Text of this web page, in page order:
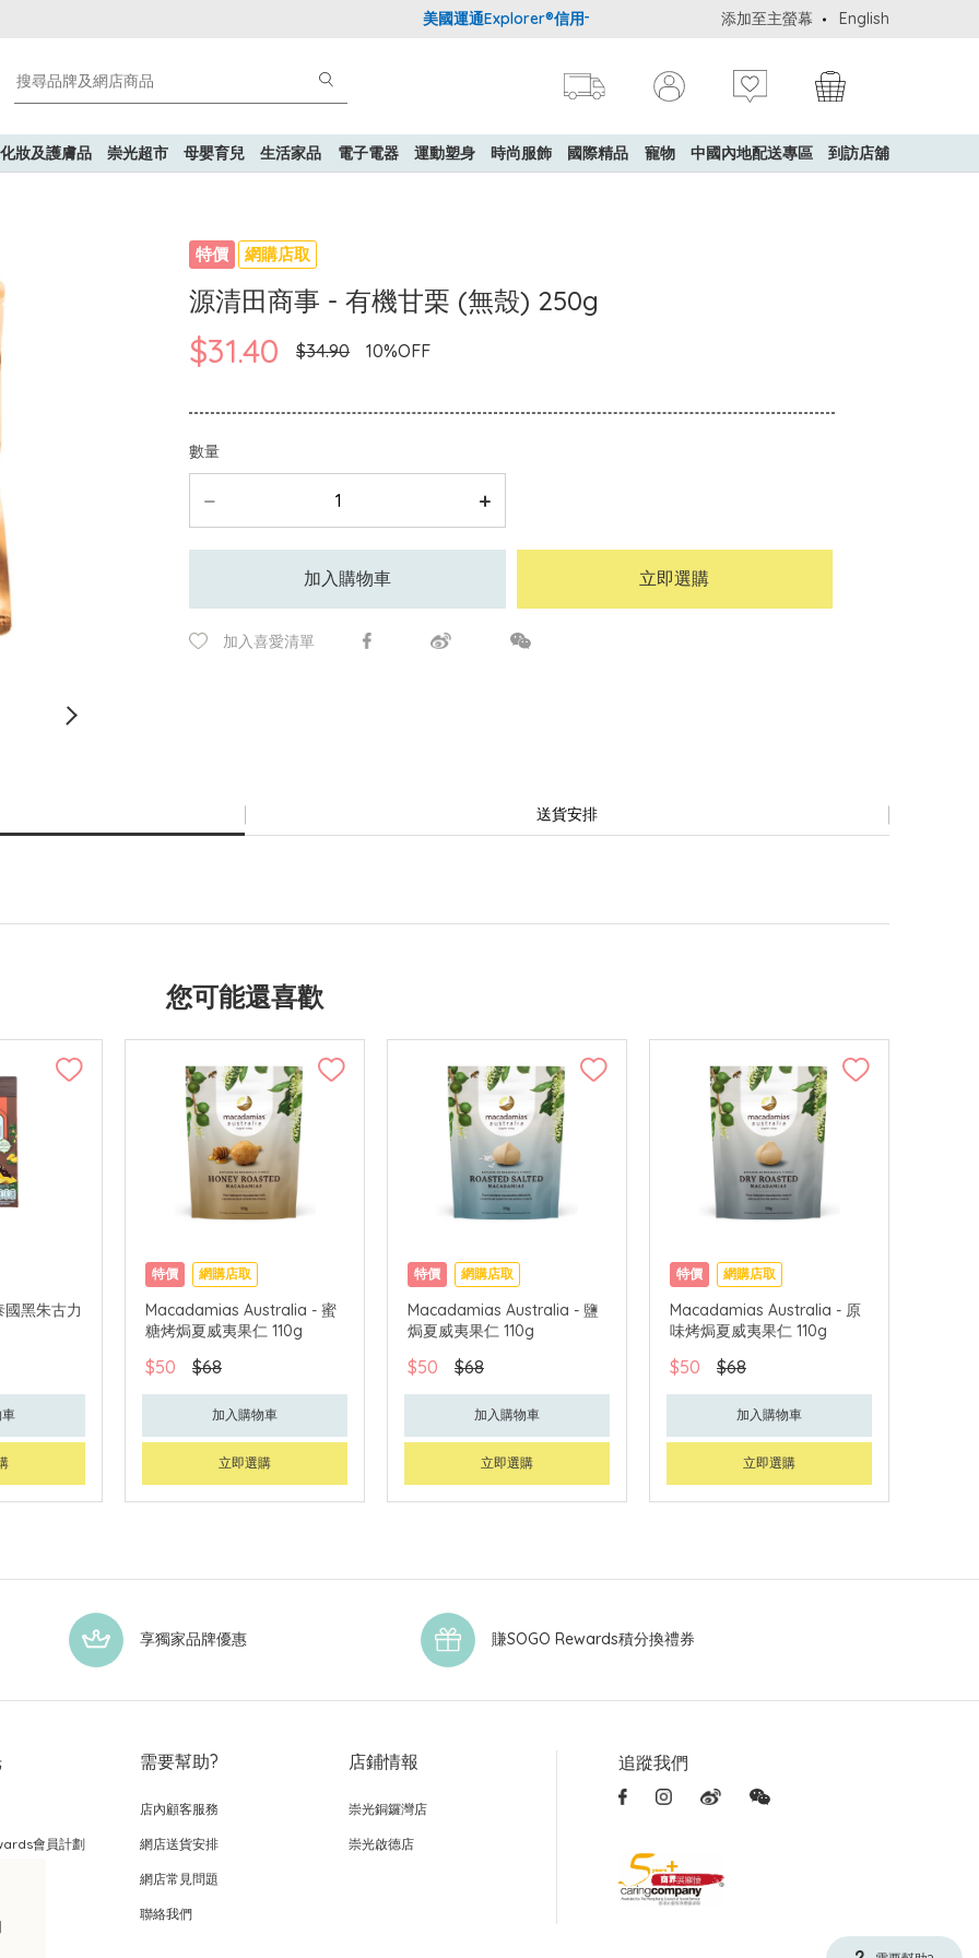
美國運通Explorer®信用卡會員購物禮遇：高達5%簽賬回贈！ 購買一般貨品(冷凍食
添加至主螢幕 English
化妝及護膚品 崇光超市 母嬰育兒 生活家品 電子電器 運動塑身 時尚服飾 國際精品 寵物 中國內地配送專區 到訪店舖
特價 網購店取
源清田商事 - 有機甘栗 (無殼) 250g
$31.40 $34.90 10%OFF
數量
加入購物車 立即選購
加入喜愛清單
送貨安排
您可能還喜歡
黑朱古力
特價 網購店取
Macadamias Australia - 蜜
糖烤焗夏威夷果仁 110g
$50 $68
加入購物車
立即選購
特價 網購店取
Macadamias Australia - 鹽
焗夏威夷果仁 110g
$50 $68
加入購物車
立即選購
特價 網購店取
Macadamias Australia - 原
味烤焗夏威夷果仁 110g
$50 $68
加入購物車
立即選購
享獨家品牌優惠 賺SOGO Rewards積分換禮券
會員計劃
需要幫助?
店內顧客服務
網店送貨安排
網店常見問題
聯絡我們
店鋪情報
崇光銅鑼灣店
崇光啟德店
追蹤我們